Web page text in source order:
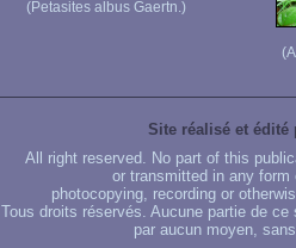
(Petasites albus Gaertn.)
Site réalisé et édité
All right reserved. No part of this
or transmitted in any
photocopying, recording or
Tous droits réservés. Aucune partie de
par aucun moyen,